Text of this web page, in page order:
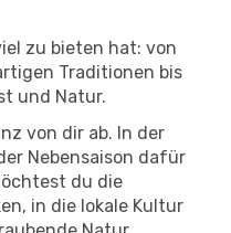
zu bieten hat: von
Traditionen bis
und Natur.
von dir ab. In der
Nebensaison dafür
du die
in die lokale Kultur